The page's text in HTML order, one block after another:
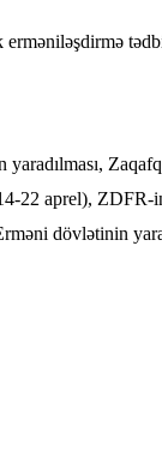
22 aprel), ZDFR-
dövlətinin